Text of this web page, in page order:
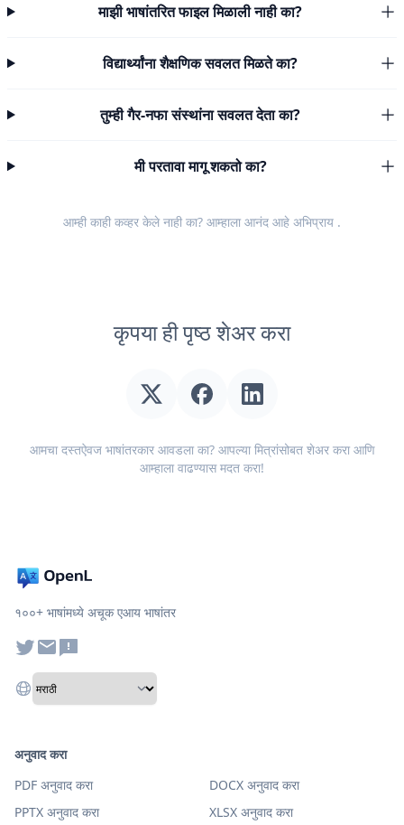
माझी भाषांतरित फाइल मिळाली नाही का?
विद्यार्थ्यांना शैक्षणिक सवलत मिळते का?
तुम्ही गैर-नफा संस्थांना सवलत देता का?
मी परतावा मागू शकतो का?
आम्ही काही कव्हर केले नाही का? आम्हाला आनंद आहे अभिप्राय .
कृपया ही पृष्ठ शेअर करा
आमचा दस्तऐवज भाषांतरकार आवडला का? आपल्या मित्रांसोबत शेअर करा आणि
आम्हाला वाढण्यास मदत करा!
१००+ भाषांमध्ये अचूक एआय भाषांतर
अनुवाद करा
PDF अनुवाद करा
DOCX अनुवाद करा
PPTX अनुवाद करा
XLSX अनुवाद करा